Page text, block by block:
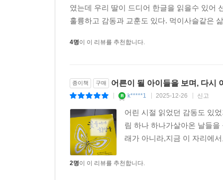
였는데 우리 딸이 드디어 한글을 읽을수 있어
훌륭하고 감동과 교훈도 있다. 먹이사슬같은
4명이 이 리뷰를 추천합니다.
종이책 구매 어른이 될 아이들을 보며, 다시
k*****1 2025-12-26 신고
어린 시절 읽었던 감동도 있
림 하나 하나가살아온 날들을
래가 아니라,지금 이 자리에
2명이 이 리뷰를 추천합니다.